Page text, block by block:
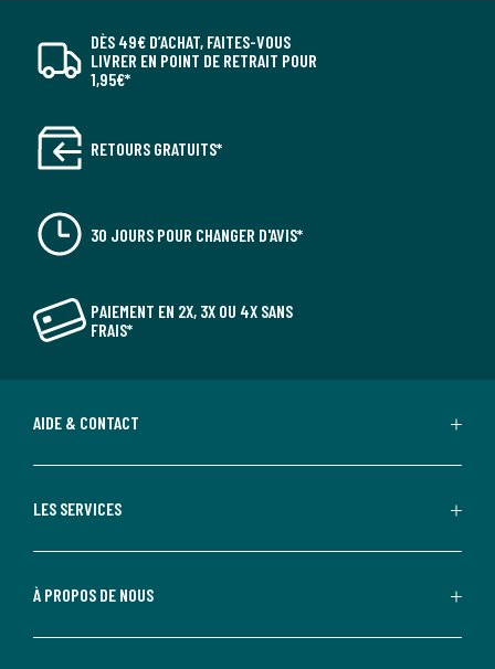
DÈS 49€ D’ACHAT, FAITES-VOUS
LIVRER EN POINT DE RETRAIT POUR
1,95€*
RETOURS GRATUITS*
30 JOURS POUR CHANGER D'AVIS*
PAIEMENT EN 2X, 3X OU 4X SANS
FRAIS*
AIDE & CONTACT
LES SERVICES
À PROPOS DE NOUS